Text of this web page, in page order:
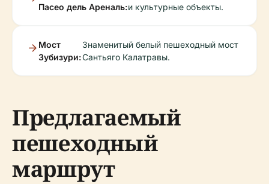
Пасео дель Ареналь:и культурные объекты.
Мост
Зубизури:
Знаменитый белый пешеходный мост
Сантьяго Калатравы.
Предлагаемый
пешеходный
маршрут